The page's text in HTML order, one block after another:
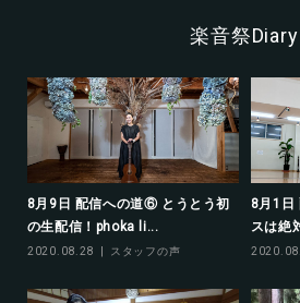
楽音祭Diary
8月9日 配信への道⑥ とうとう初
の生配信！phoka li...
2020.08.28 スタッフの声
8月1日
スは絶